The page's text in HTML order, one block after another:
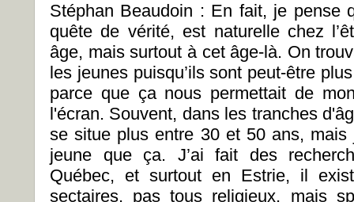
Stéphan Beaudoin : En fait, je pense
quête de vérité, est naturelle chez
âge, mais surtout à cet âge-là. On
les jeunes puisqu’ils sont peut-être
parce que ça nous permettait de
l'écran. Souvent, dans les tranches
se situe plus entre 30 et 50 ans,
jeune que ça. J’ai fait des
Québec, et surtout en Estrie, il
sectaires, pas tous religieux, mais